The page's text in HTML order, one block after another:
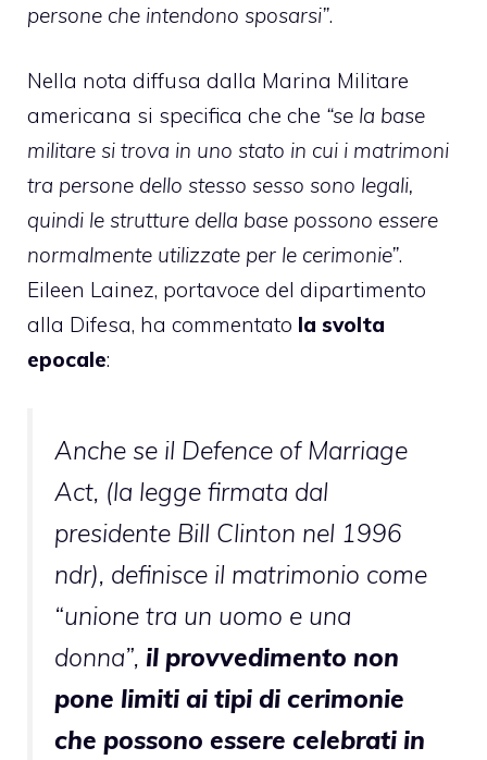
persone che intendono sposarsi”.
Nella nota diffusa dalla Marina Militare
americana si specifica che che “se la base
militare si trova in uno stato in cui i matrimoni
tra persone dello stesso sesso sono legali,
quindi le strutture della base possono essere
normalmente utilizzate per le cerimonie”.
Eileen Lainez, portavoce del dipartimento
alla Difesa, ha commentato la svolta
epocale:
Anche se il Defence of Marriage
Act, (la legge firmata dal
presidente Bill Clinton nel 1996
ndr), definisce il matrimonio come
“unione tra un uomo e una
donna”, il provvedimento non
pone limiti ai tipi di cerimonie
che possono essere celebrati in